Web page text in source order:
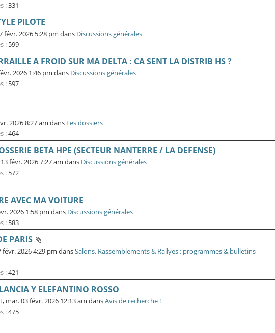
:331
PILOTE
févr. 2026 5:28 pm dans Discussions générales
: 599
A FROID SUR MA DELTA : CA SENT LA DISTRIB HS ?
2026 1:46 pm dans Discussions générales
: 597
2026 8:27 am dans Les dossiers
:464
BETA HPE (SECTEUR NANTERRE / LA DEFENSE)
févr. 2026 7:27 am dans Discussions générales
: 572
AVEC MA VOITURE
2026 1:58 pm dans Discussions générales
: 583
PARIS
févr. 2026 4:29 pm dansSalons, Rassemblements & Rallyes : programmes & bulletins
:421
Y ELEFANTINO ROSSO
, mar. 03 févr. 2026 12:13 am dansAvis de recherche !
:475